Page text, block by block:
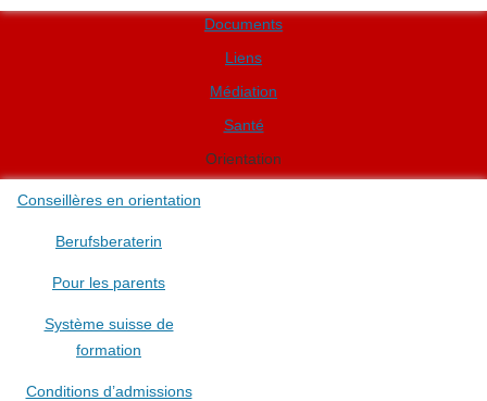
Documents
Liens
Médiation
Santé
Orientation
Conseillères en orientation
Berufsberaterin
Pour les parents
Système suisse de
formation
Conditions d’admissions